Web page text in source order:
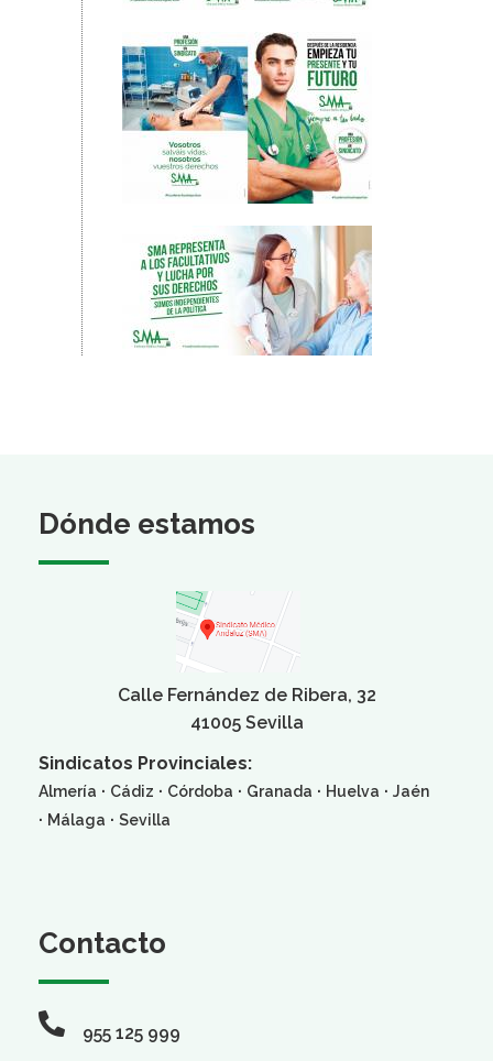
Dónde estamos
Calle Fernández de Ribera, 32
41005 Sevilla
Sindicatos Provinciales:
Almería · Cádiz · Córdoba · Granada · Huelva · Jaén
· Málaga · Sevilla
Contacto
955 125 999